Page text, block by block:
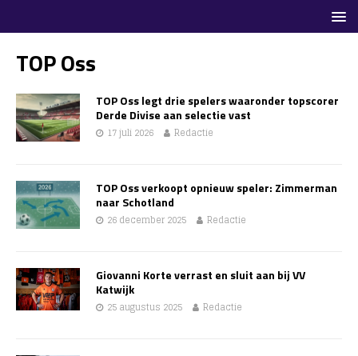
TOP Oss
TOP Oss legt drie spelers waaronder topscorer
Derde Divise aan selectie vast
17 juli 2026 Redactie
TOP Oss verkoopt opnieuw speler: Zimmerman
naar Schotland
26 december 2025 Redactie
Giovanni Korte verrast en sluit aan bij VV
Katwijk
25 augustus 2025 Redactie